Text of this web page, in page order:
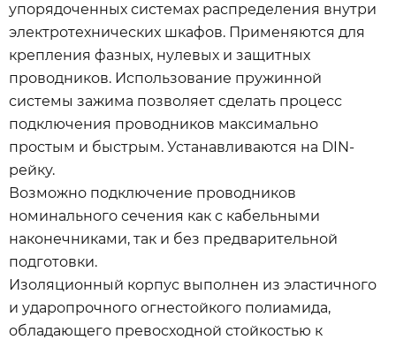
упорядоченных системах распределения внутри
электротехнических шкафов. Применяются для
крепления фазных, нулевых и защитных
проводников. Использование пружинной
системы зажима позволяет сделать процесс
подключения проводников максимально
простым и быстрым. Устанавливаются на DIN-
рейку.
Возможно подключение проводников
номинального сечения как с кабельными
наконечниками, так и без предварительной
подготовки.
Изоляционный корпус выполнен из эластичного
и ударопрочного огнестойкого полиамида,
обладающего превосходной стойкостью к